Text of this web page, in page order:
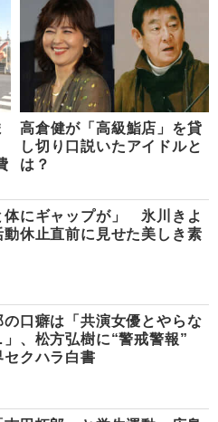
高倉健が「高級鮨店」を貸
し切り口説いたアイドルと
は？
体にギャップが」 氷川きよ
動休止直前に見せた美しき素
の口癖は「共演女優とやらな
、松方弘樹に“警戒警報”
セクハラ白書